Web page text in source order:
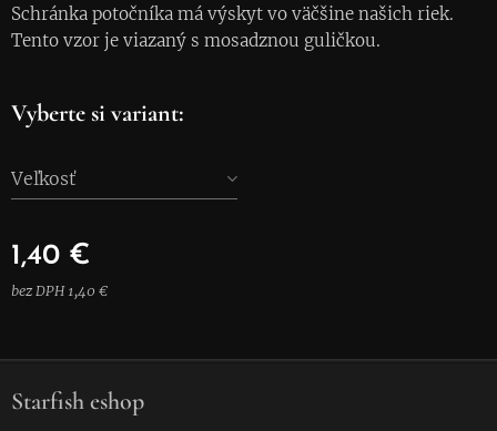
Schránka potočníka má výskyt vo väčšine našich riek.
Tento vzor je viazaný s mosadznou guličkou.
Vyberte si variant:
Veľkosť
1,40 €
bez DPH 1,40 €
Starfish eshop